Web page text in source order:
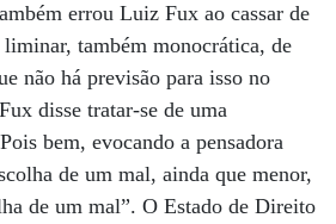
errou Luiz Fux ao cassar de
também monocrática, de
não há previsão para isso no
disse tratar-se de uma
bem, evocando a pensadora
de um mal, ainda que menor,
de um mal”. O Estado de Direito